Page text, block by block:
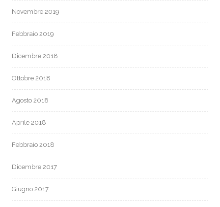
Novembre 2019
Febbraio 2019
Dicembre 2018
Ottobre 2018
Agosto 2018
Aprile 2018
Febbraio 2018
Dicembre 2017
Giugno 2017